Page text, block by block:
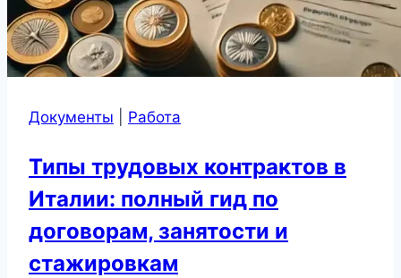
Документы Работа
Типы трудовых контрактов в
Италии: полный гид по
договорам, занятости и
стажировкам